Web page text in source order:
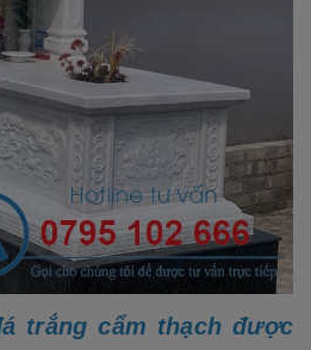
trắng cẩm thạch được